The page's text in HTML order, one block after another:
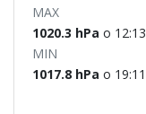
MAX
1020.3 hPa o 12:13
MIN
1017.8 hPa o 19:11